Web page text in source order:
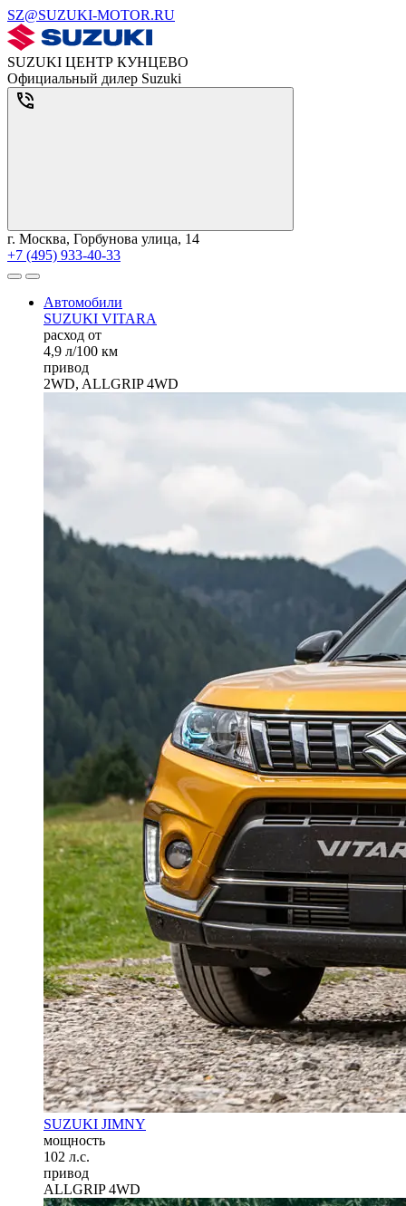
SZ@SUZUKI-MOTOR.RU
SUZUKI ЦЕНТР КУНЦЕВО
Официальный дилер Suzuki
г. Москва, Горбунова улица, 14
+7 (495) 933-40-33
Автомобили
SUZUKI VITARA
расход от
4,9 л/100 км
привод
2WD, ALLGRIP 4WD
SUZUKI JIMNY
мощность
102 л.с.
привод
ALLGRIP 4WD